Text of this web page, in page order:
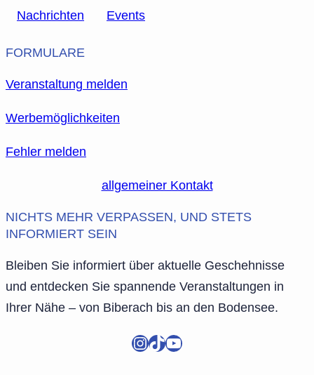
Nachrichten Events
FORMULARE
Veranstaltung melden
Werbemöglichkeiten
Fehler melden
allgemeiner Kontakt
NICHTS MEHR VERPASSEN, UND STETS
INFORMIERT SEIN
Bleiben Sie informiert über aktuelle Geschehnisse
und entdecken Sie spannende Veranstaltungen in
Ihrer Nähe – von Biberach bis an den Bodensee.
InstagramTikTok YouTube